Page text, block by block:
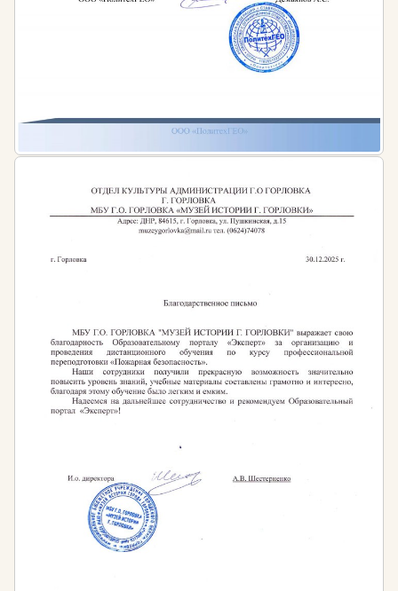
приказом Министерства труда и социальной
защиты РФ от 8 сентября 2015 г. N 610н)
СП 2.3.6.1079-01 «Санитарно-
эпидемиологические требования к
пищевых продуктов и продовольственного